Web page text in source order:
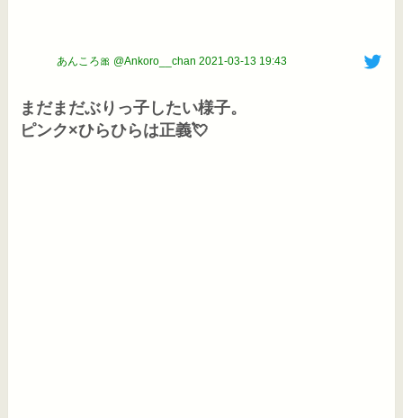
あんころ🎀 @Ankoro__chan 2021-03-13 19:43
まだまだぶりっ子したい様子。
ピンク×ひらひらは正義💘